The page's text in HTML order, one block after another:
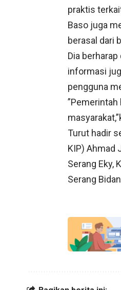
praktis
Baso juga
berasal dari
Dia
informasi
pengguna
Turut hadir
KIP) Ahmad
Serang Eky,
Serang